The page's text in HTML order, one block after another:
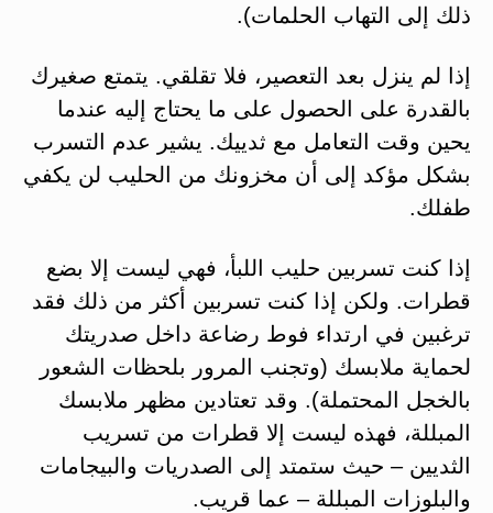
ذلك إلى التهاب الحلمات).
إذا لم ينزل بعد التعصير، فلا تقلقي. يتمتع صغيرك
بالقدرة على الحصول على ما يحتاج إليه عندما
يحين وقت التعامل مع ثدييك. يشير عدم التسرب
بشكل مؤكد إلى أن مخزونك من الحليب لن يكفي
طفلك.
إذا كنت تسربين حليب اللبأ، فهي ليست إلا بضع
قطرات. ولكن إذا كنت تسربين أكثر من ذلك فقد
ترغبين في ارتداء فوط رضاعة داخل صدريتك
لحماية ملابسك (وتجنب المرور بلحظات الشعور
بالخجل المحتملة). وقد تعتادين مظهر ملابسك
المبللة، فهذه ليست إلا قطرات من تسريب
الثديين – حيث ستمتد إلى الصدريات والبيجامات
والبلوزات المبللة – عما قريب.